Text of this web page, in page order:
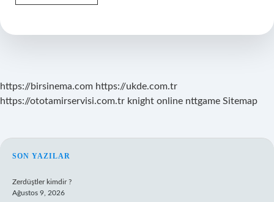
Çokum
https://birsinema.com https://ukde.com.tr
https://ototamirservisi.com.tr knight online nttgame Sitemap
SIDEBAR
SON YAZILAR
Zerdüştler kimdir ?
Ağustos 9, 2026